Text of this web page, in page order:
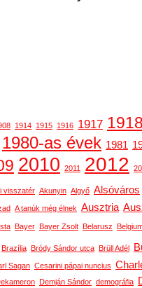
1914 1915 1916 1917 1918
1980-as évek 1981
2010 2011 2012
visszatér Akunyin Algyő Alsóváros
A tanúk még élnek Ausztria
Bayer Bayer Zsolt Belarusz
Brazília Bródy Sándor utca Brüll Adél
Sagan Cesarini pápai nuncius
Demján Sándor demográfia